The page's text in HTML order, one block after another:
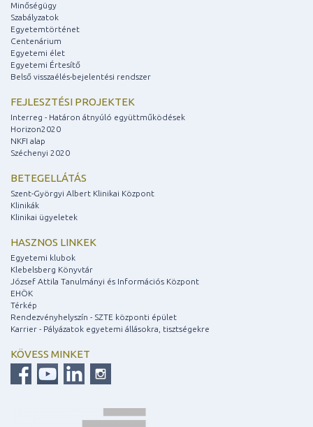
Minőségügy
Szabályzatok
Egyetemtörténet
Centenárium
Egyetemi élet
Egyetemi Értesítő
Belső visszaélés-bejelentési rendszer
FEJLESZTÉSI PROJEKTEK
Interreg - Határon átnyúló együttműködések
Horizon2020
NKFI alap
Széchenyi 2020
BETEGELLÁTÁS
Szent-Györgyi Albert Klinikai Központ
Klinikák
Klinikai ügyeletek
HASZNOS LINKEK
Egyetemi klubok
Klebelsberg Könyvtár
József Attila Tanulmányi és Információs Központ
EHÖK
Térkép
Rendezvényhelyszín - SZTE központi épület
Karrier - Pályázatok egyetemi állásokra, tisztségekre
KÖVESS MINKET